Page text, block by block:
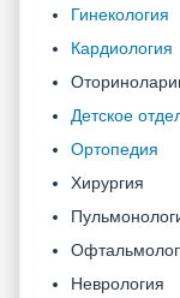
Гинекология
Кардиология
Детское
Ортопедия
Хирургия
Неврология